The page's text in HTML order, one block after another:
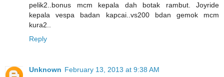
pelik2..bonus mcm kepala dah botak rambut. Joyride
kepala vespa badan kapcai..vs200 bdan gemok mcm
kura2..
Reply
Unknown February 13, 2013 at 9:38 AM